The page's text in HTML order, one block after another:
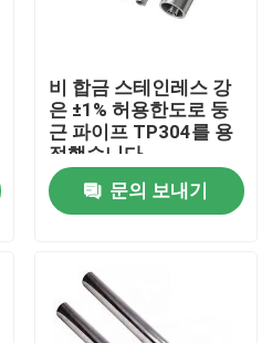
비 합금 스테인레스 강
은 ±1% 허용한도로 둥
근 파이프 TP304를 용
접했습니다
문의 보내기